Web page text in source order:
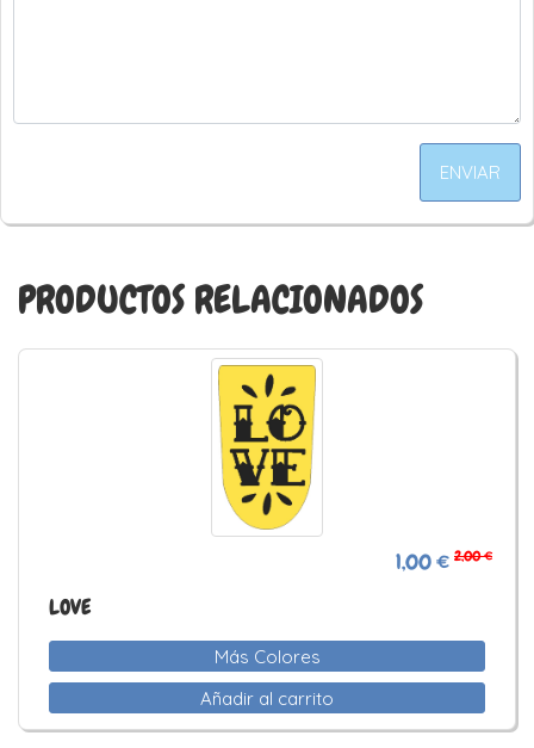
ENVIAR
PRODUCTOS RELACIONADOS
1,00 € 2,00 €
LOVE
Más Colores
Añadir al carrito